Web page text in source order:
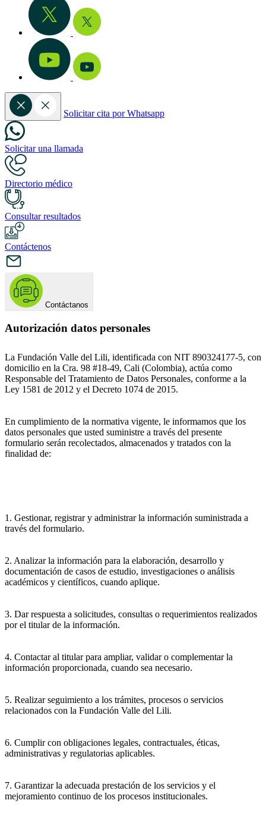
Solicitar cita por Whatsapp
Solicitar una llamada
Directorio médico
Consultar resultados
Contáctenos
Contáctanos
Autorización datos personales
La Fundación Valle del Lili, identificada con NIT 890324177-5, con
domicilio en la Cra. 98 #18-49, Cali (Colombia), actúa como
Responsable del Tratamiento de Datos Personales, conforme a la
Ley 1581 de 2012 y el Decreto 1074 de 2015.
En cumplimiento de la normativa vigente, le informamos que los
datos personales que usted suministre a través del presente
formulario serán recolectados, almacenados y tratados con la
finalidad de:
1. Gestionar, registrar y administrar la información suministrada a
través del formulario.
2. Analizar la información para la elaboración, desarrollo y
documentación de casos de estudio, investigaciones o análisis
académicos y científicos, cuando aplique.
3. Dar respuesta a solicitudes, consultas o requerimientos realizados
por el titular de la información.
4. Contactar al titular para ampliar, validar o complementar la
información proporcionada, cuando sea necesario.
5. Realizar seguimiento a los trámites, procesos o servicios
relacionados con la Fundación Valle del Lili.
6. Cumplir con obligaciones legales, contractuales, éticas,
administrativas y regulatorias aplicables.
7. Garantizar la adecuada prestación de los servicios y el
mejoramiento continuo de los procesos institucionales.